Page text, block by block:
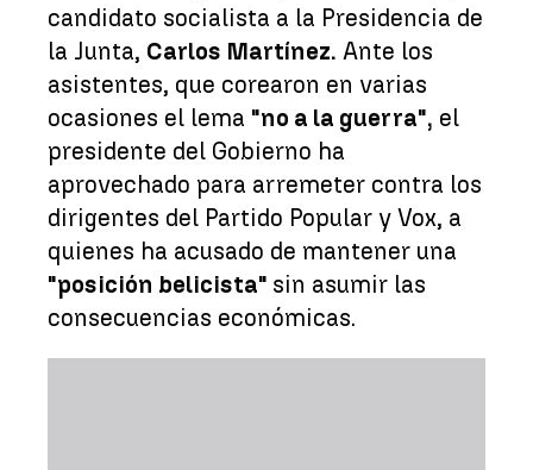
candidato socialista a la Presidencia de
la Junta, Carlos Martínez. Ante los
asistentes, que corearon en varias
ocasiones el lema "no a la guerra", el
presidente del Gobierno ha
aprovechado para arremeter contra los
dirigentes del Partido Popular y Vox, a
quienes ha acusado de mantener una
"posición belicista" sin asumir las
consecuencias económicas.